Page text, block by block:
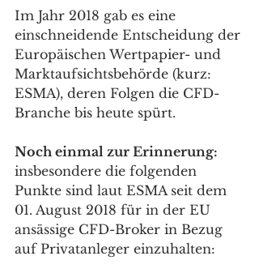
Im Jahr 2018 gab es eine
einschneidende Entscheidung der
Europäischen Wertpapier- und
Marktaufsichtsbehörde (kurz:
ESMA), deren Folgen die CFD-
Branche bis heute spürt.
Noch einmal zur Erinnerung:
insbesondere die folgenden
Punkte sind laut ESMA seit dem
01. August 2018 für in der EU
ansässige CFD-Broker in Bezug
auf Privatanleger einzuhalten: